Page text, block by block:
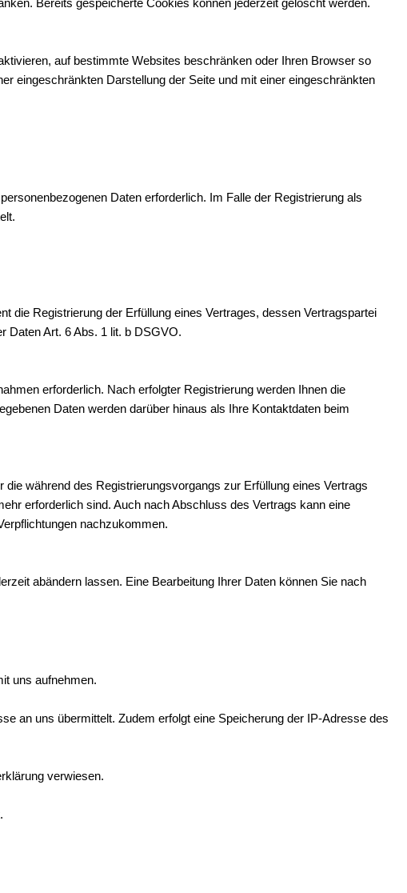
Bereits gespeicherte Cookies können jederzeit gelöscht werden.
auf bestimmte Websites beschränken oder Ihren Browser so
eingeschränkten Darstellung der Seite und mit einer eingeschränkten
Daten erforderlich. Im Falle der Registrierung als
die Registrierung der Erfüllung eines Vertrages, dessen Vertragspartei
Daten Art. 6 Abs. 1 lit. b DSGVO.
erforderlich. Nach erfolgter Registrierung werden Ihnen die
Daten werden darüber hinaus als Ihre Kontaktdaten beim
während des Registrierungsvorgangs zur Erfüllung eines Vertrags
erforderlich sind. Auch nach Abschluss des Vertrags kann eine
nachzukommen.
abändern lassen. Eine Bearbeitung Ihrer Daten können Sie nach
uns aufnehmen.
an uns übermittelt. Zudem erfolgt eine Speicherung der IP-Adresse des
verwiesen.